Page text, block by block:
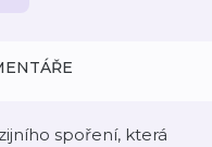
spoření, která